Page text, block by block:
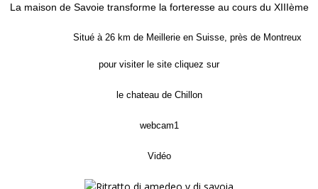
La maison de Savoie transforme la forteresse au cours du XIIIème
Situé à 26 km de Meillerie en Suisse, près de Montreux
pour visiter le site cliquez sur
le chateau de Chillon
webcam1
Vidéo